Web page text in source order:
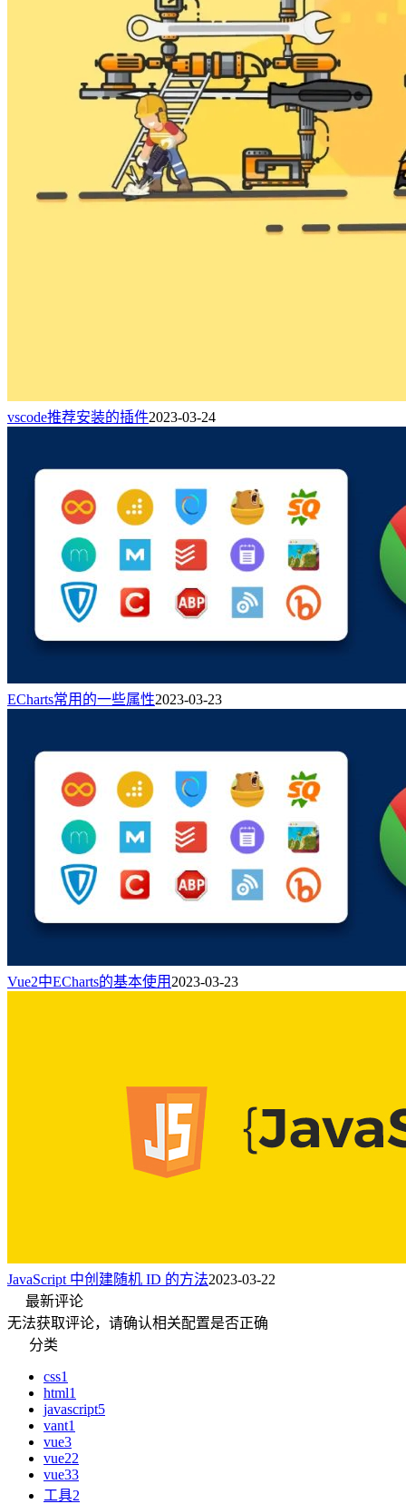
vscode推荐安装的插件2023-03-24
ECharts常用的一些属性2023-03-23
Vue2中ECharts的基本使用 2023-03-23
JavaScript 中创建随机 ID 的方法2023-03-22
最新评论
无法获取评论，请确认相关配置是否正确
分类
css1
html1
javascript5
vant1
vue3
vue22
vue33
工具2